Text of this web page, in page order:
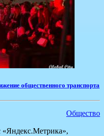
общественного транспорта
Общество